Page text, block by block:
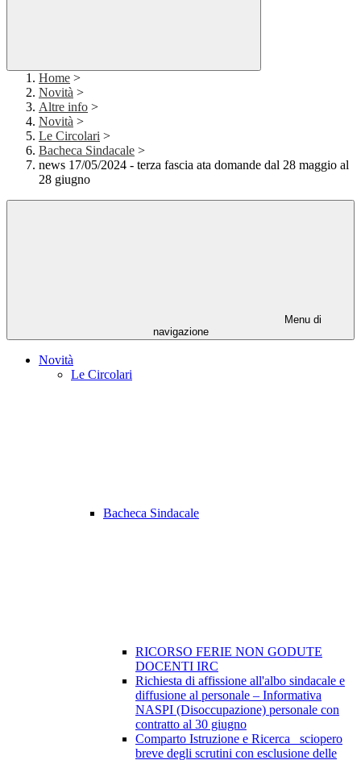
Home >
Novità >
Altre info >
Novità >
Le Circolari >
Bacheca Sindacale >
news 17/05/2024 - terza fascia ata domande dal 28 maggio al
28 giugno
Menu di
navigazione
Novità
Le Circolari
Bacheca Sindacale
RICORSO FERIE NON GODUTE
DOCENTI IRC
Richiesta di affissione all'albo sindacale e
diffusione al personale – Informativa
NASPI (Disoccupazione) personale con
contratto al 30 giugno
Comparto Istruzione e Ricerca_ sciopero
breve degli scrutini con esclusione delle